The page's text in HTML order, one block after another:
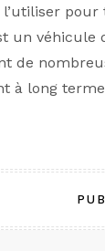
pour
un véhicule
de
à long